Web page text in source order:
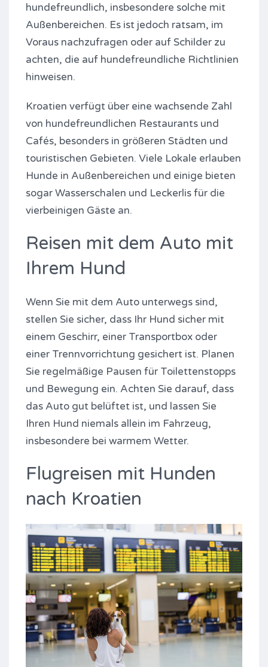
hundefreundlich, insbesondere solche mit
Außenbereichen. Es ist jedoch ratsam, im
Voraus nachzufragen oder auf Schilder zu
achten, die auf hundefreundliche Richtlinien
hinweisen.
Kroatien verfügt über eine wachsende Zahl
von hundefreundlichen Restaurants und
Cafés, besonders in größeren Städten und
touristischen Gebieten. Viele Lokale erlauben
Hunde in Außenbereichen und einige bieten
sogar Wasserschalen und Leckerlis für die
vierbeinigen Gäste an.
Reisen mit dem Auto mit
Ihrem Hund
Wenn Sie mit dem Auto unterwegs sind,
stellen Sie sicher, dass Ihr Hund sicher mit
einem Geschirr, einer Transportbox oder
einer Trennvorrichtung gesichert ist. Planen
Sie regelmäßige Pausen für Toilettenstopps
und Bewegung ein. Achten Sie darauf, dass
das Auto gut belüftet ist, und lassen Sie
Ihren Hund niemals allein im Fahrzeug,
insbesondere bei warmem Wetter.
Flugreisen mit Hunden
nach Kroatien